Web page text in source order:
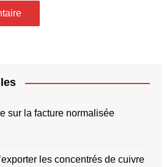
sur la facture normalisée
les concentrés de cuivre